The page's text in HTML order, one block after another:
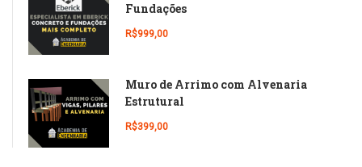
Fundações
R$999,00
Muro de Arrimo com Alvenaria
Estrutural
R$399,00